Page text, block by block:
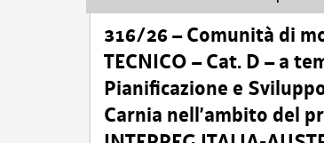
316/26 – Comunità di
TECNICO – Cat. D – a
Pianificazione e
Carnia nell’ambito del